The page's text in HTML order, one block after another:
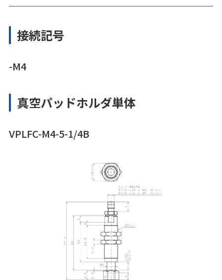
接続記号
-M4
真空パッドホルダ単体
VPLFC-M4-5-1/4B